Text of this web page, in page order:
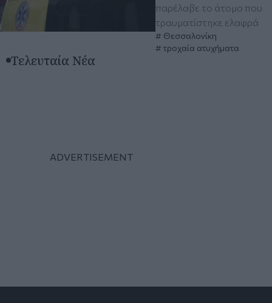
παρέλαβε το άτομο που
τραυματίστηκε ελαφρά
Θεσσαλονίκη
τροχαία ατυχήματα
Τελευταία Νέα